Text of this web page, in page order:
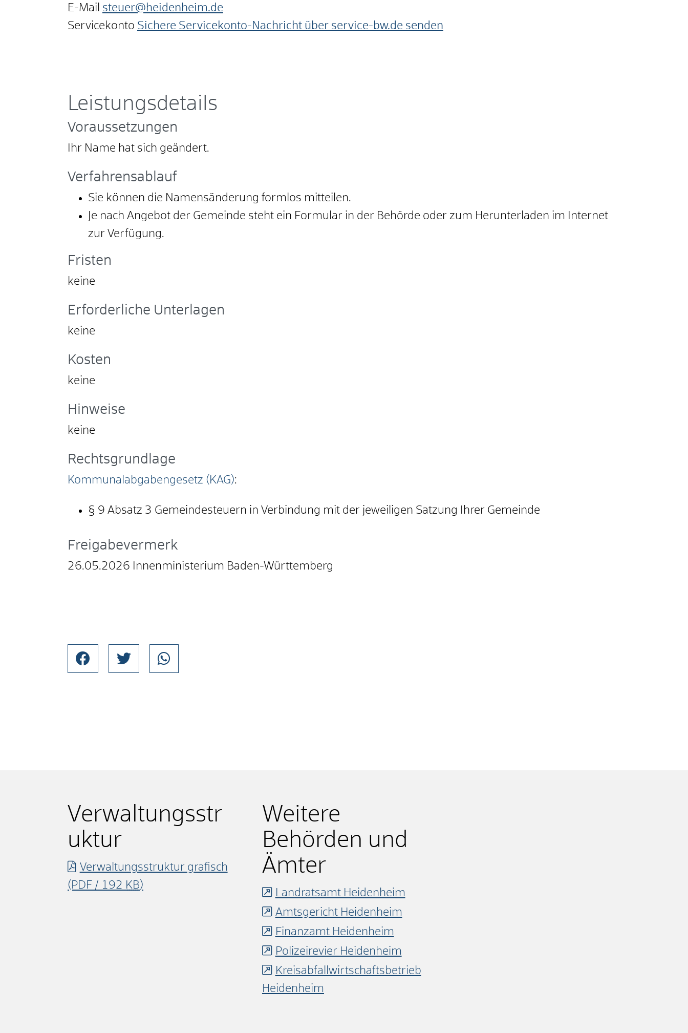
E-Mail steuer@heidenheim.de
Servicekonto Sichere Servicekonto-Nachricht über service-bw.de senden
Leistungsdetails
Voraussetzungen
Ihr Name hat sich geändert.
Verfahrensablauf
Sie können die Namensänderung formlos mitteilen.
Je nach Angebot der Gemeinde steht ein Formular in der Behörde oder zum Herunterladen im Internet
zur Verfügung.
Fristen
keine
Erforderliche Unterlagen
keine
Kosten
keine
Hinweise
keine
Rechtsgrundlage
Kommunalabgabengesetz (KAG):
§ 9 Absatz 3 Gemeindesteuern in Verbindung mit der jeweiligen Satzung Ihrer Gemeinde
Freigabevermerk
26.05.2026 Innenministerium Baden-Württemberg
Verwaltungsstr
uktur
Verwaltungsstruktur grafisch
(PDF / 192 KB)
Weitere
Behörden und
Ämter
Landratsamt Heidenheim
Amtsgericht Heidenheim
Finanzamt Heidenheim
Polizeirevier Heidenheim
Kreisabfallwirtschaftsbetrieb
Heidenheim